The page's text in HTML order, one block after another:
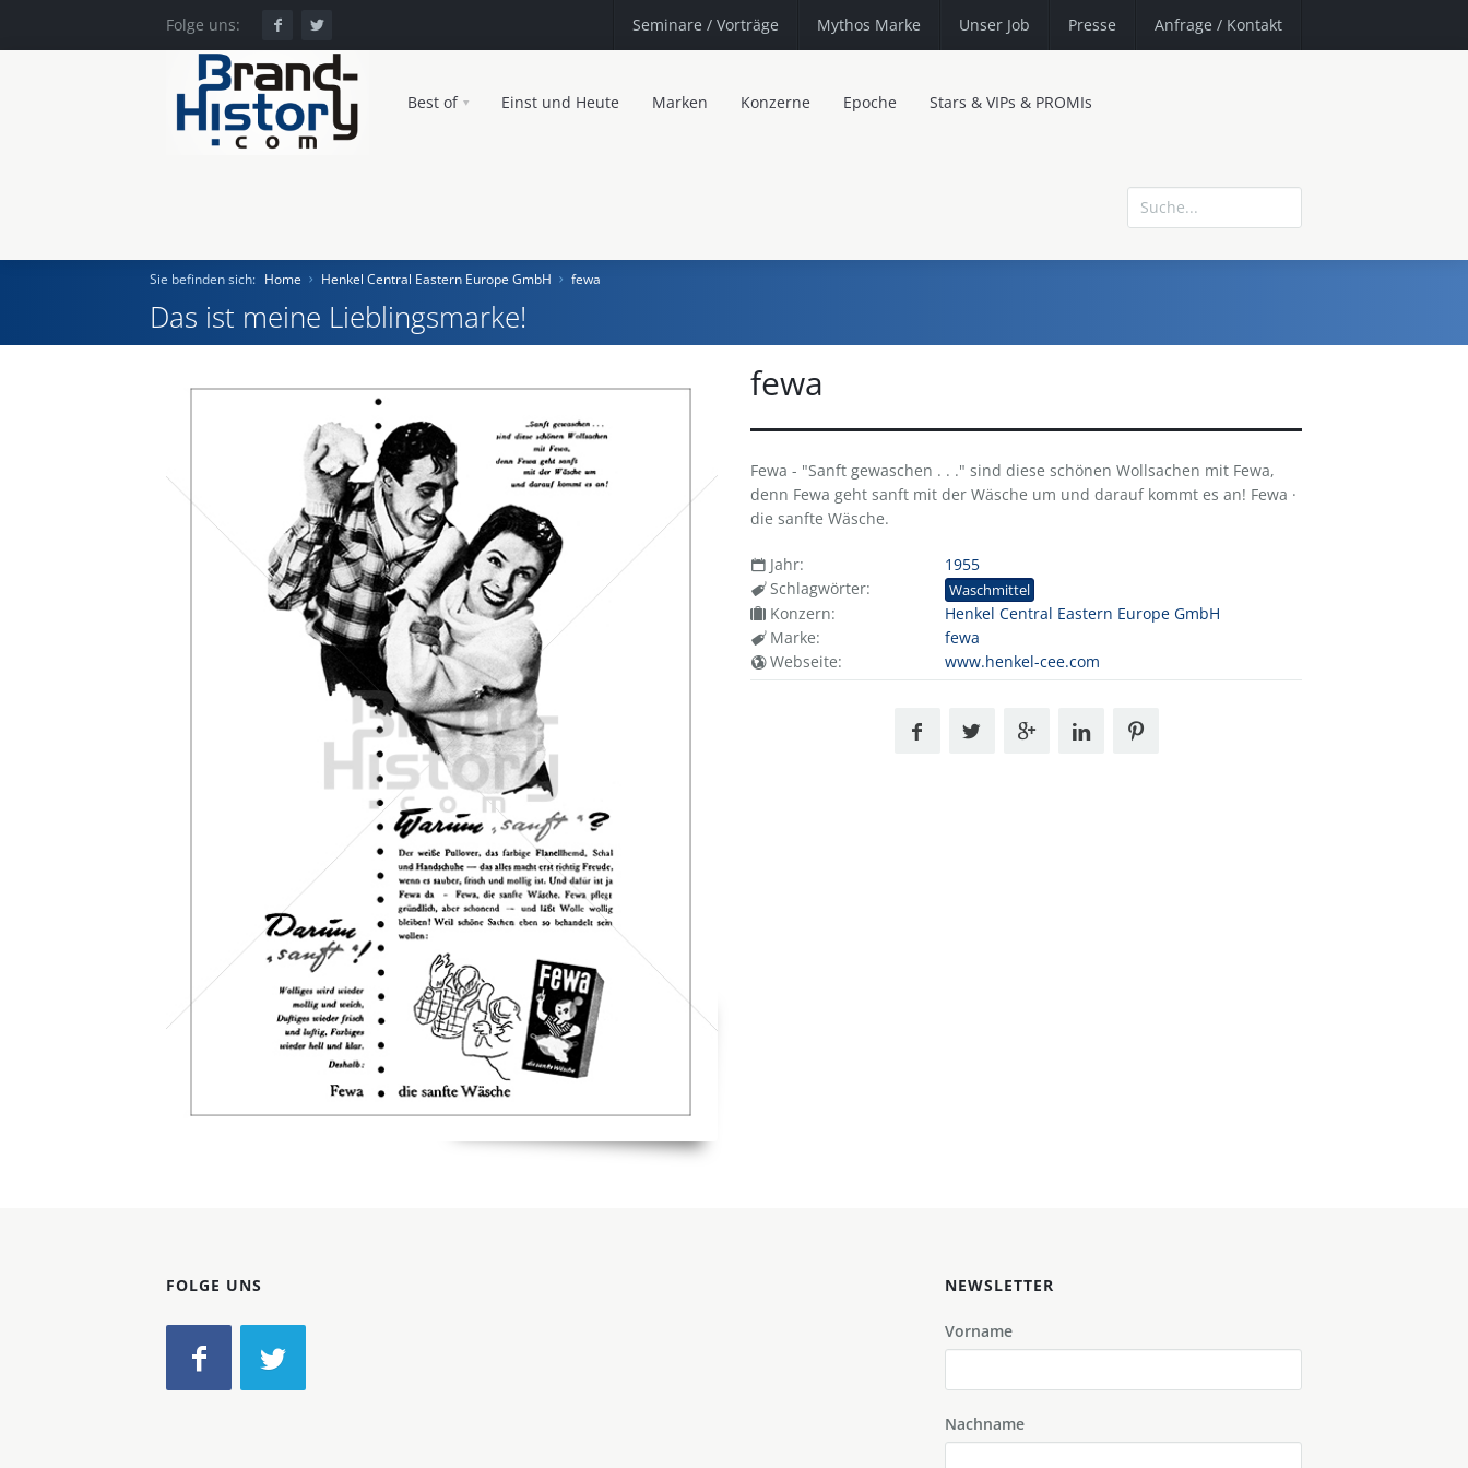
Folge uns: Seminare / Vorträge Mythos Marke Unser Job Presse Anfrage / Kontakt
Best of Einst und Heute Marken Konzerne Epoche Stars & VIPs & PROMIs
Konzerne
Sie befinden sich: Home Henkel Central Eastern Europe GmbH fewa
Das ist meine Lieblingsmarke!
fewa
Fewa - "Sanft gewaschen . . ." sind diese schönen Wollsachen mit Fewa,
denn Fewa geht sanft mit der Wäsche um und darauf kommt es an! Fewa ·
die sanfte Wäsche.
Jahr:
1955
Schlagwörter:
Waschmittel
Konzern:
Henkel Central Eastern Europe GmbH
Marke:
fewa
Webseite:
www.henkel-cee.com
FOLGE UNS NEWSLETTER
Vorname
Nachname